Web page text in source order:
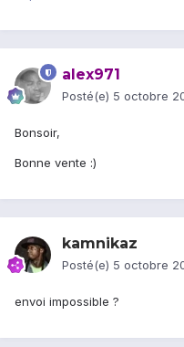
alex971
Posté(e) 5 octobre
Bonsoir,
Bonne vente :)
kamnikaz
Posté(e) 5 octobre
envoi impossible ?